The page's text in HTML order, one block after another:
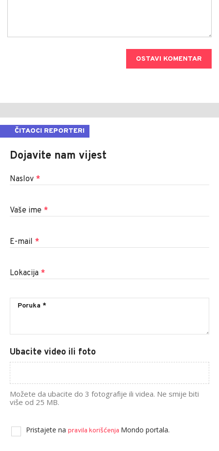
OSTAVI KOMENTAR
ČITAOCI REPORTERI
Dojavite nam vijest
Naslov *
Vaše ime *
E-mail *
Lokacija *
Ubacite video ili foto
Možete da ubacite do 3 fotografije ili videa. Ne smije biti
više od 25 MB.
Pristajete na pravila korišćenja Mondo portala.